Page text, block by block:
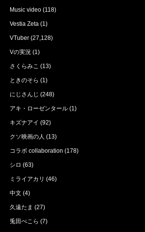
Music video (118)
Vestia Zeta (1)
VTuber (27,128)
Vの実況 (1)
さくらみこ (13)
ときのそら (1)
にじさんじ (248)
アキ・ローゼンタール (1)
キズナアイ (92)
クソ映画の人 (13)
コラボ collaboration (178)
シロ (63)
ミライアカリ (46)
中文 (4)
久遠たま (27)
兎田ぺこら (7)